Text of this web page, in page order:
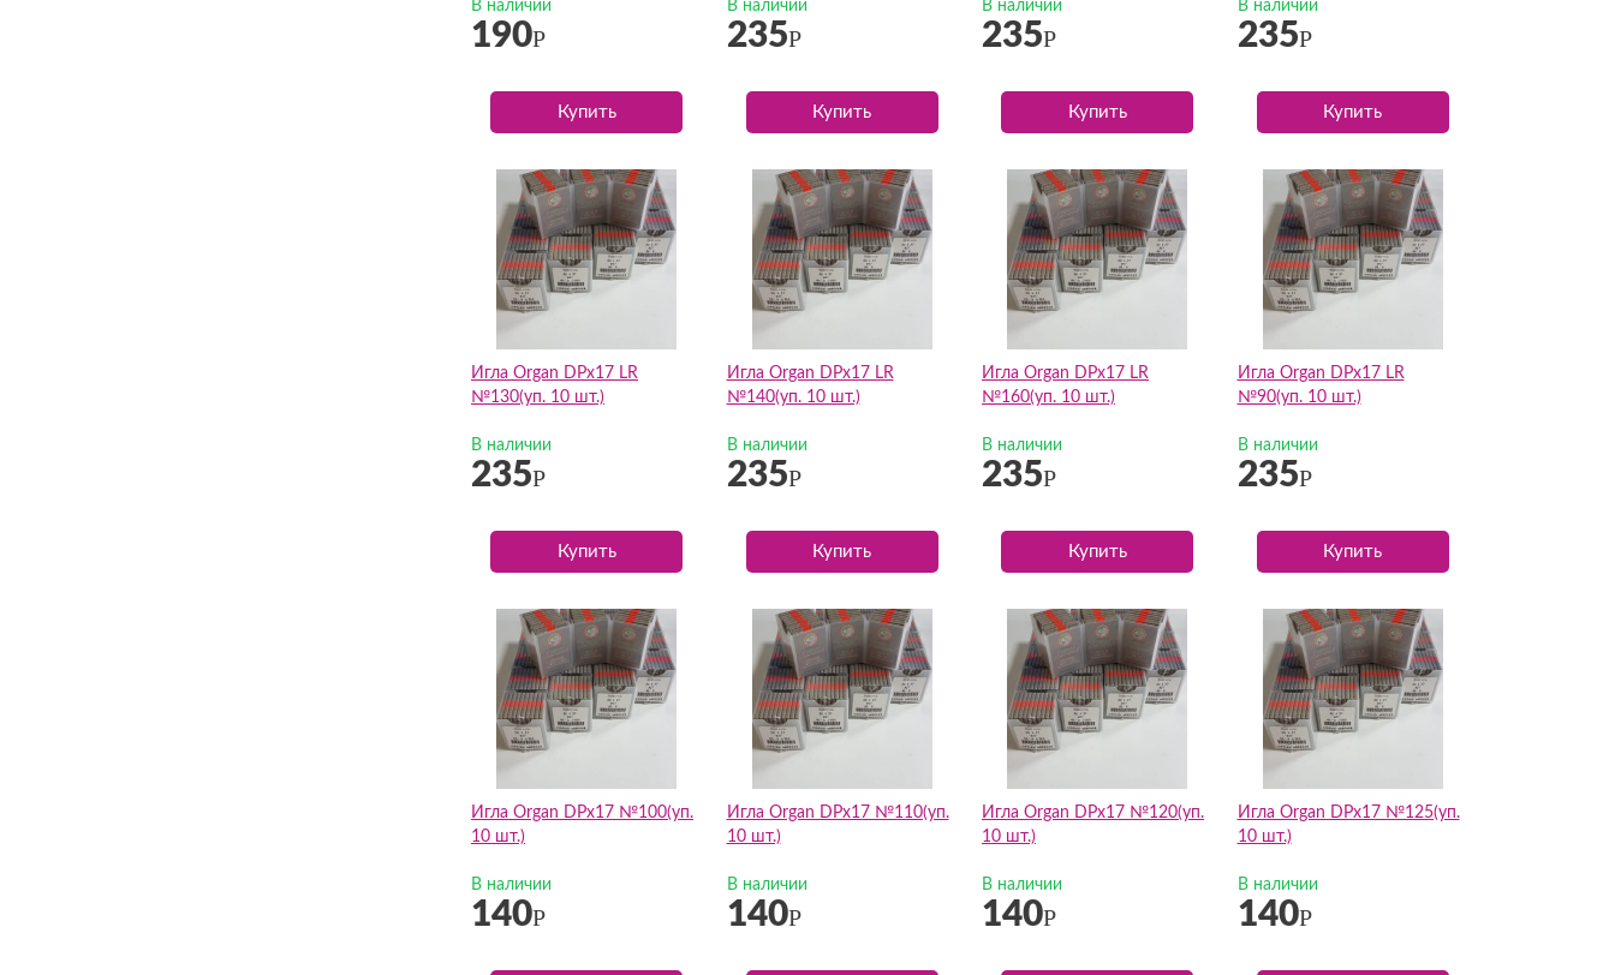
В наличии
190Р
Купить
В наличии
235Р
Купить
В наличии
235Р
Купить
В наличии
235Р
Купить
Игла Organ DPх17 LR
№130(уп. 10 шт.)
В наличии
235Р
Купить
Игла Organ DPх17 LR
№140(уп. 10 шт.)
В наличии
235Р
Купить
Игла Organ DPх17 LR
№160(уп. 10 шт.)
В наличии
235Р
Купить
Игла Organ DPх17 LR
№90(уп. 10 шт.)
В наличии
235Р
Купить
Игла Organ DPх17 №100(уп.
10 шт.)
В наличии
140Р
Игла Organ DPх17 №110(уп.
10 шт.)
В наличии
140Р
Игла Organ DPх17 №120(уп.
10 шт.)
В наличии
140Р
Игла Organ DPх17 №125(уп.
10 шт.)
В наличии
140Р